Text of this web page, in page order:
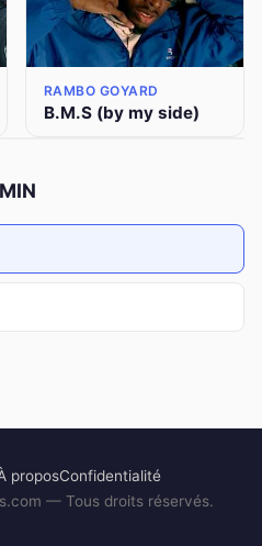
RAMBO GOYARD
B.M.S (by my side)
proposConfidentialité
— Tous droits réservés.